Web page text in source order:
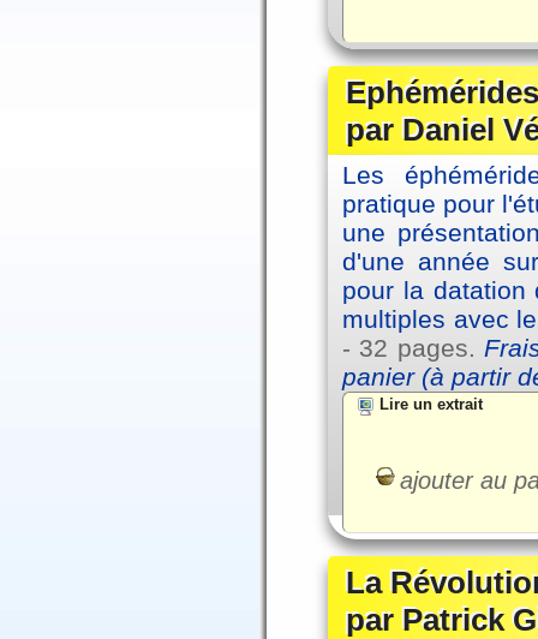
par Daniel
Les
pratique pour
une
d'une année
pour la datation
multiples avec
- 32 pages.
panier (à partir
Lire un extrait
ajouter au
La
par Patrick